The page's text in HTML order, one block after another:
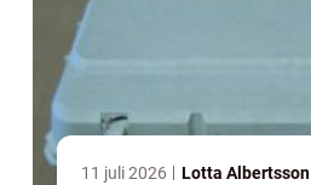
11 juli 2026 Lotta Albertsson